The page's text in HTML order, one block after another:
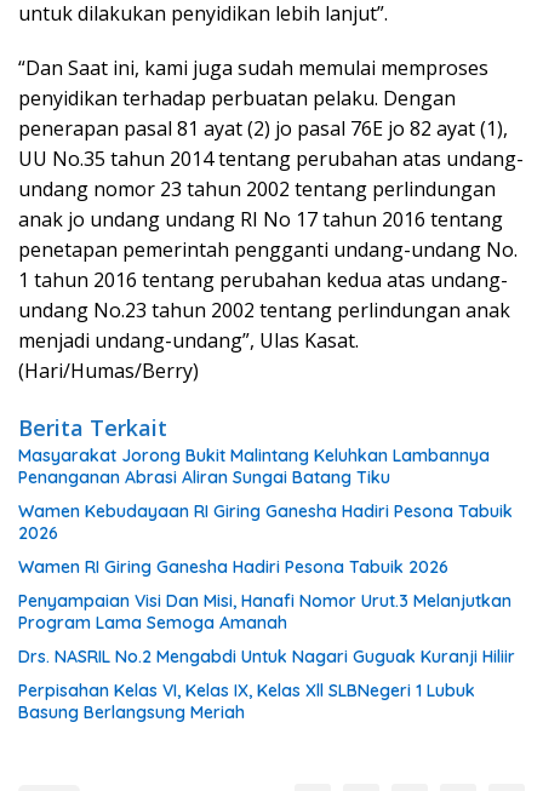
untuk dilakukan penyidikan lebih lanjut”.
“Dan Saat ini, kami juga sudah memulai memproses
penyidikan terhadap perbuatan pelaku. Dengan
penerapan pasal 81 ayat (2) jo pasal 76E jo 82 ayat (1),
UU No.35 tahun 2014 tentang perubahan atas undang-
undang nomor 23 tahun 2002 tentang perlindungan
anak jo undang undang RI No 17 tahun 2016 tentang
penetapan pemerintah pengganti undang-undang No.
1 tahun 2016 tentang perubahan kedua atas undang-
undang No.23 tahun 2002 tentang perlindungan anak
menjadi undang-undang”, Ulas Kasat.
(Hari/Humas/Berry)
Berita Terkait
Masyarakat Jorong Bukit Malintang Keluhkan Lambannya
Penanganan Abrasi Aliran Sungai Batang Tiku
Wamen Kebudayaan RI Giring Ganesha Hadiri Pesona Tabuik
2026
Wamen RI Giring Ganesha Hadiri Pesona Tabuik 2026
Penyampaian Visi Dan Misi, Hanafi Nomor Urut.3 Melanjutkan
Program Lama Semoga Amanah
Drs. NASRIL No.2 Mengabdi Untuk Nagari Guguak Kuranji Hiliir
Perpisahan Kelas VI, Kelas IX, Kelas Xll SLBNegeri 1 Lubuk
Basung Berlangsung Meriah